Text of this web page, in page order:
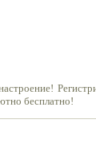
бесплатно!